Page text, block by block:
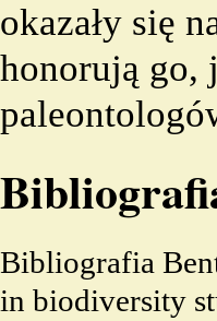
okazały się
honorują go,
Bibliografia
in biodiversity